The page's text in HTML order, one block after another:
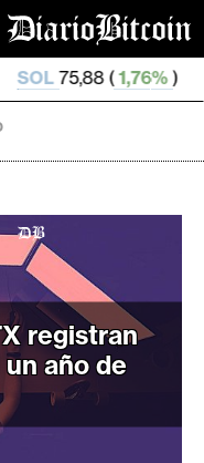
1,76%) TRX0,329
registran
año de